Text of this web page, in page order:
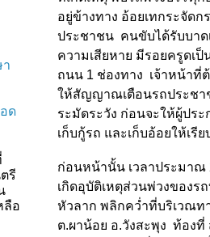
อยู่ข้างทาง อ้อยเทกระจัดก
ประชาชน คนขับได้รับบาด
ความเสียหาย มีรอยครูดเ
ถนน 1 ช่องทาง เจ้าหน้าที่
ให้สัญญาณเตือนรถประชา
ระมัดระวัง ก่อนจะให้ผู้ปร
เก็บกู้รถ และเก็บอ้อยให้เรีย
ก่อนหน้านั้น เวลาประมาณ
เกิดอุบัติเหตุส่วนพ่วงของร
หัวลาก พลิกคว่ำที่บริเวณท
ต.ผาน้อย อ.วังสะพุง ท้องที่
ด
รี
ลือ